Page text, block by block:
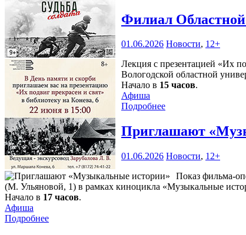
Филиал
01.06.2026 Новости, 12+
Лекция с презентацией «Их
Вологодской областной
Начало в 15 часов.
Афиша
Подробнее
Приглашают
01.06.2026 Новости, 12+
Показ фильма-
(М. Ульяновой, 1) в рамках киноцикла «Музыкальные
Начало в 17 часов.
Афиша
Подробнее